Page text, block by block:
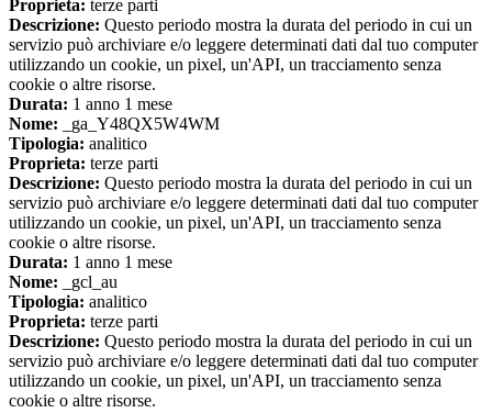
Proprieta: terze parti
Descrizione: Questo periodo mostra la durata del periodo in cui un
servizio può archiviare e/o leggere determinati dati dal tuo computer
utilizzando un cookie, un pixel, un'API, un tracciamento senza
cookie o altre risorse.
Durata: 1 anno 1 mese
Nome: _ga_Y48QX5W4WM
Tipologia: analitico
Proprieta: terze parti
Descrizione: Questo periodo mostra la durata del periodo in cui un
servizio può archiviare e/o leggere determinati dati dal tuo computer
utilizzando un cookie, un pixel, un'API, un tracciamento senza
cookie o altre risorse.
Durata: 1 anno 1 mese
Nome: _gcl_au
Tipologia: analitico
Proprieta: terze parti
Descrizione: Questo periodo mostra la durata del periodo in cui un
servizio può archiviare e/o leggere determinati dati dal tuo computer
utilizzando un cookie, un pixel, un'API, un tracciamento senza
cookie o altre risorse.